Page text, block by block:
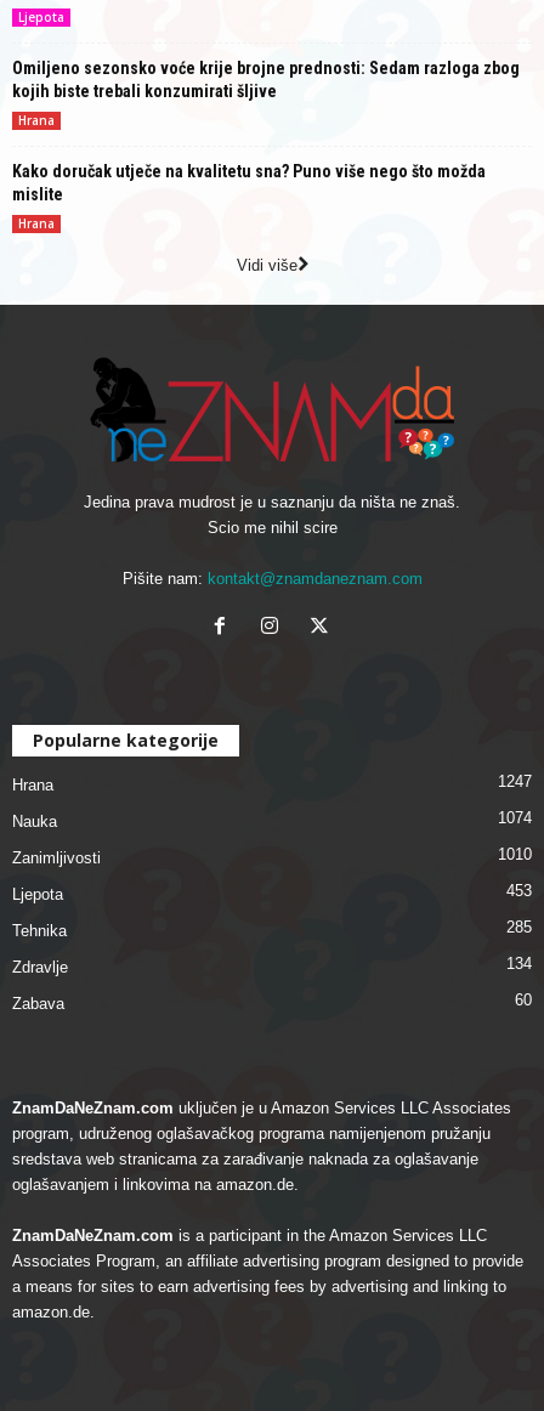
Ljepota
Omiljeno sezonsko voće krije brojne prednosti: Sedam razloga zbog
kojih biste trebali konzumirati šljive
Hrana
Kako doručak utječe na kvalitetu sna? Puno više nego što možda
mislite
Hrana
Vidi više
Jedina prava mudrost je u saznanju da ništa ne znaš.
Scio me nihil scire
Pišite nam: kontakt@znamdaneznam.com
Popularne kategorije
Hrana 1247
Nauka 1074
Zanimljivosti 1010
Ljepota 453
Tehnika 285
Zdravlje 134
Zabava 60
ZnamDaNeZnam.com uključen je u Amazon Services LLC Associates
program, udruženog oglašavačkog programa namijenjenom pružanju
sredstava web stranicama za zarađivanje naknada za oglašavanje
oglašavanjem i linkovima na amazon.de.
ZnamDaNeZnam.com is a participant in the Amazon Services LLC
Associates Program, an affiliate advertising program designed to provide
a means for sites to earn advertising fees by advertising and linking to
amazon.de.